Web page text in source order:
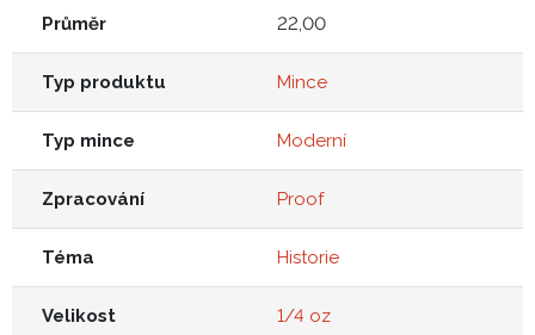
Průměr 22,00
Typ produktu Mince
Typ mince Moderní
Zpracování Proof
Téma Historie
Velikost 1/4 oz